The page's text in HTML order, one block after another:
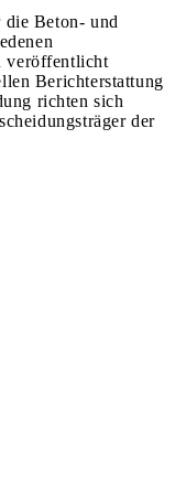
Beton- und
veröffentlicht
Berichterstattung
richten sich
der